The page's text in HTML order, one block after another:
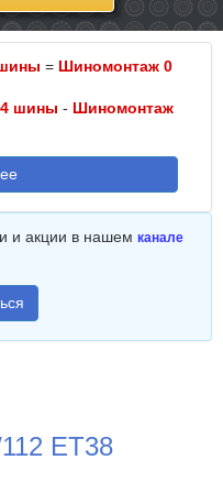
= Шиномонтаж 0
4 шины - Шиномонтаж
и акции в нашем канале
ET38